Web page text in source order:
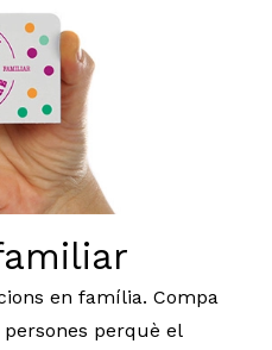
en família. Compa
perquè el